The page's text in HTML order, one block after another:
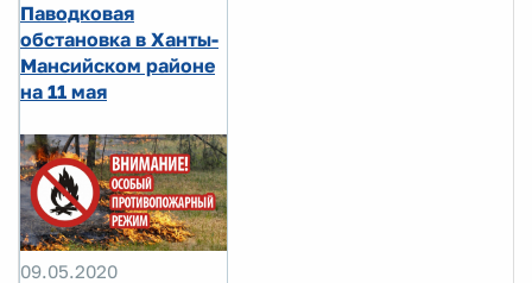
Паводковая
обстановка в Ханты-
Мансийском районе
на 11 мая
09.05.2020